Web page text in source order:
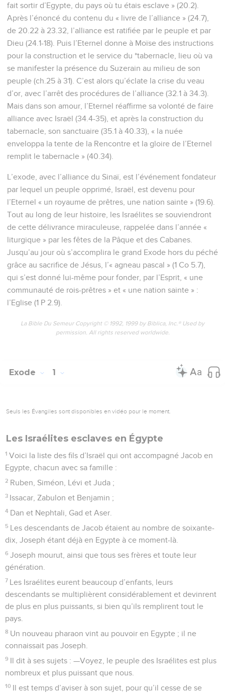
fait sortir d’Egypte, du pays où tu étais esclave » (20.2).
Après l’énoncé du contenu du « livre de l’alliance » (24.7),
de 20.22 à 23.32, l’alliance est ratifiée par le peuple et par
Dieu (24.1-18). Puis l’Eternel donne à Moïse des instructions
pour la construction et le service du *tabernacle, lieu où va
se manifester la présence du Suzerain au milieu de son
peuple (ch.25 à 31). C’est alors qu’éclate la crise du veau
d’or, avec l’arrêt des procédures de l’alliance (32.1 à 34.3).
Mais dans son amour, l’Eternel réaffirme sa volonté de faire
alliance avec Israël (34.4-35), et après la construction du
tabernacle, son sanctuaire (35.1 à 40.33), « la nuée
enveloppa la tente de la Rencontre et la gloire de l’Eternel
remplit le tabernacle » (40.34).
L’exode, avec l’alliance du Sinaï, est l’événement fondateur
par lequel un peuple opprimé, Israël, est devenu pour
l’Eternel « un royaume de prêtres, une nation sainte » (19.6).
Tout au long de leur histoire, les Israélites se souviendront
de cette délivrance miraculeuse, rappelée dans l’année «
liturgique » par les fêtes de la Pâque et des Cabanes.
Jusqu’au jour où s’accomplira le grand Exode hors du péché
grâce au sacrifice de Jésus, l’« agneau pascal » (1 Co 5.7),
qui s’est donné lui-même pour fonder, par l’Esprit, « une
communauté de rois-prêtres » et « une nation sainte » :
l’Eglise (1 P 2.9).
La Bible Du Semeur Copyright © 1992, 1999 by Biblica, Inc.® Used by
permission. All rights reserved worldwide.
Exode 1
Seuls les Évangiles sont disponibles en vidéo pour le moment.
Les Israélites esclaves en Égypte
1 Voici la liste des fils d’Israël qui ont accompagné Jacob en
Egypte, chacun avec sa famille :
2 Ruben, Siméon, Lévi et Juda ;
3 Issacar, Zabulon et Benjamin ;
4 Dan et Nephtali, Gad et Aser.
5 Les descendants de Jacob étaient au nombre de soixante-
dix, Joseph étant déjà en Egypte à ce moment-là.
6 Joseph mourut, ainsi que tous ses frères et toute leur
génération.
7 Les Israélites eurent beaucoup d’enfants, leurs
descendants se multiplièrent considérablement et devinrent
de plus en plus puissants, si bien qu’ils remplirent tout le
pays.
8 Un nouveau pharaon vint au pouvoir en Egypte ; il ne
connaissait pas Joseph.
9 Il dit à ses sujets : —Voyez, le peuple des Israélites est plus
nombreux et plus puissant que nous.
10 Il est temps d’aviser à son sujet, pour qu’il cesse de se